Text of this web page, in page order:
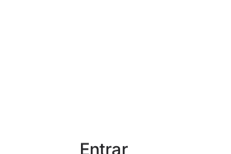
Entrar